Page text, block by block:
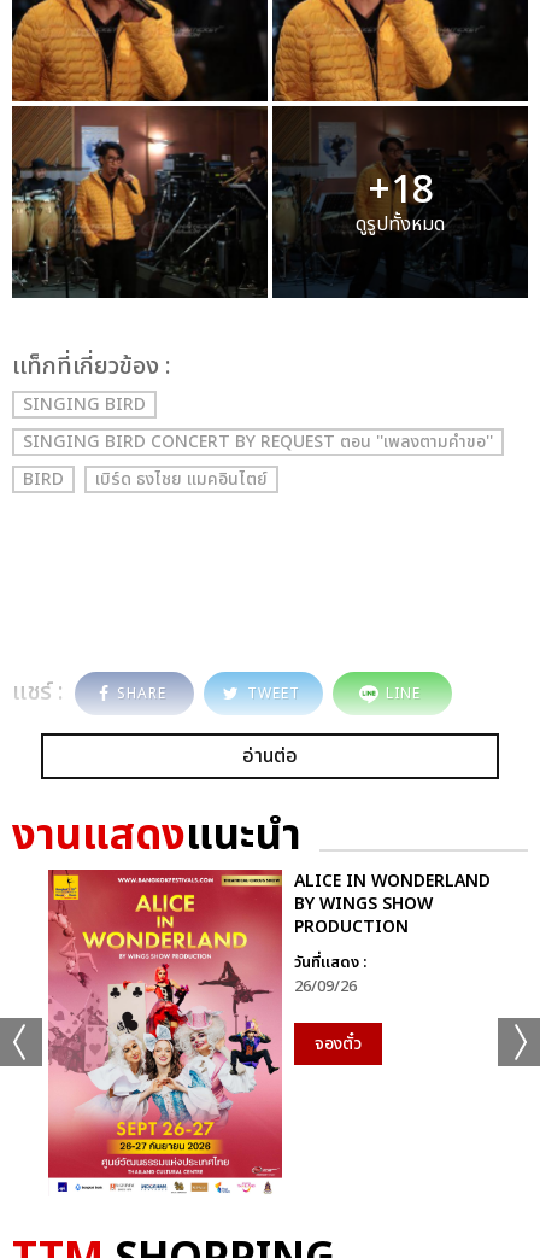
+18
ดูรูปทั้งหมด
เเท็กที่เกี่ยวข้อง :
SINGING BIRD
SINGING BIRD CONCERT BY REQUEST ตอน ''เพลงตามคำขอ''
BIRD
เบิร์ด ธงไชย แมคอินไตย์
แชร์ : SHARE TWEET LINE
อ่านต่อ
งานแสดงแนะนำ
ALICE IN WONDERLAND
BY WINGS SHOW
PRODUCTION
วันที่แสดง :
26/09/26
จองตั๋ว